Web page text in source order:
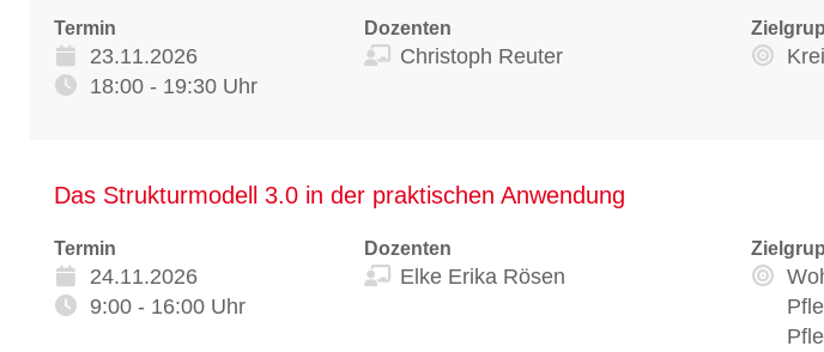
Termin
23.11.2026
18:00 - 19:30 Uhr
Dozenten
Christoph Reuter
Das Strukturmodell 3.0 in der praktischen Anwendung
Termin
24.11.2026
9:00 - 16:00 Uhr
Dozenten
Elke Erika Rösen